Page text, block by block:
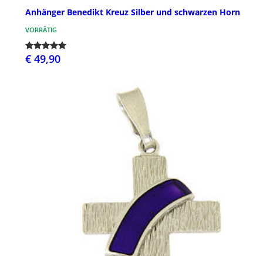
Anhänger Benedikt Kreuz Silber und schwarzen Horn
VORRÄTIG
€ 49,90